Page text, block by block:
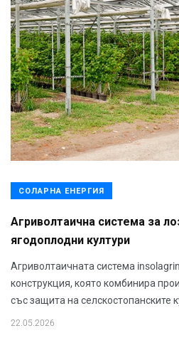
СОЛАРНА ЕНЕРГИЯ
Агриволтаична система за
ягодоплодни култури
Агриволтаичната система
конструкция, която комбинира
със защита на селскостопанските
22.05.2026